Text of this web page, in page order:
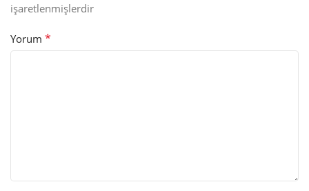
işaretlenmişlerdir
Yorum *